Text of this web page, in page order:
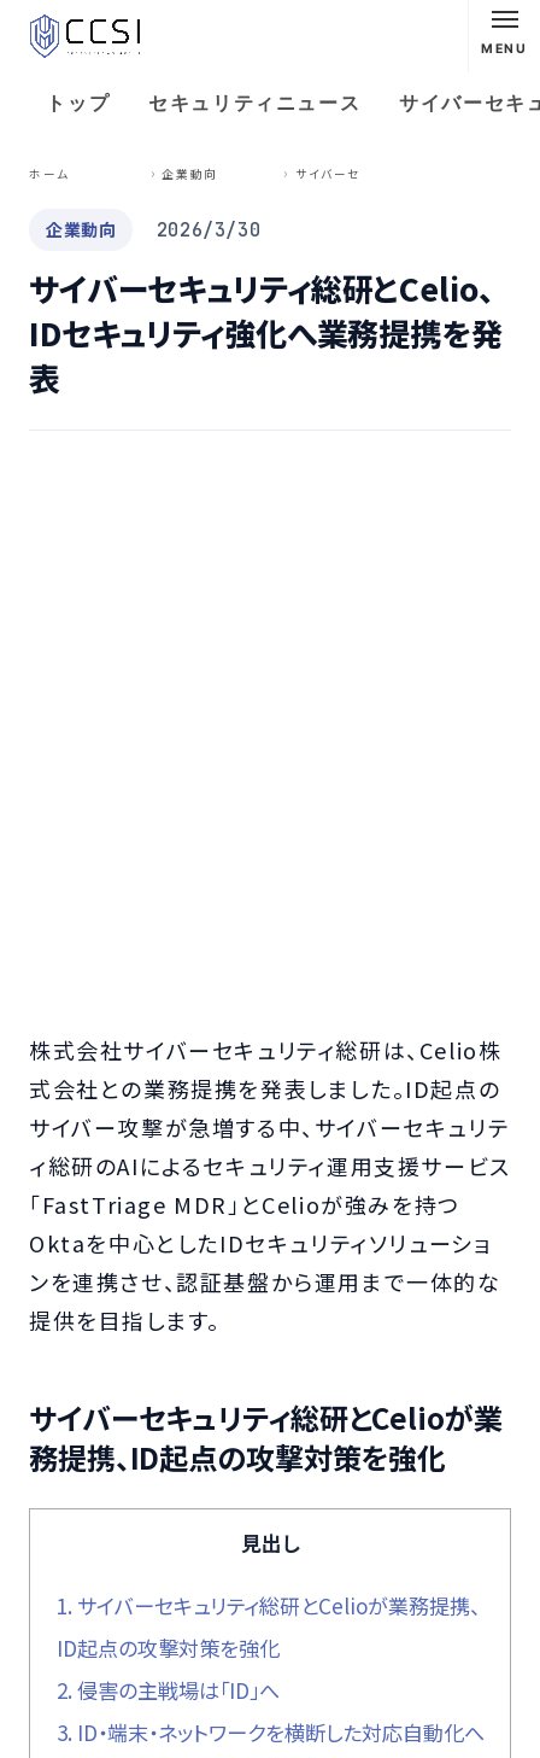
MENU
トップ セキュリティニュース サイバーセキ
ホーム 企業動向
企業動向 2026/3/30
サイバーセキュリティ総研とCelio、
IDセキュリティ強化へ業務提携を発
表
株式会社サイバーセキュリティ総研は、Celio株
式会社との業務提携を発表しました。ID起点の
サイバー攻撃が急増する中、サイバーセキュリテ
ィ総研のAIによるセキュリティ運用支援サービス
「FastTriage MDR」とCelioが強みを持つ
Oktaを中心としたIDセキュリティソリューショ
ンを連携させ、認証基盤から運用まで一体的な
提供を目指します。
サイバーセキュリティ総研とCelioが業
務提携、ID起点の攻撃対策を強化
見出し
1. サイバーセキュリティ総研とCelioが業務提携、
ID起点の攻撃対策を強化
2. 侵害の主戦場は「ID」へ
3. ID・端末・ネットワークを横断した対応自動化へ